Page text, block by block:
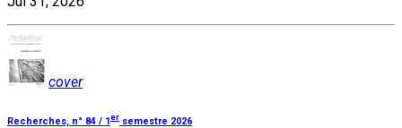
cover
Recherches, n° 84 / 1er semestre 2026